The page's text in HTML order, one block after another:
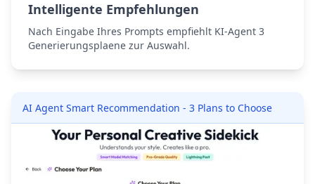
Intelligente Empfehlungen
Nach Eingabe Ihres Prompts empfiehlt KI-Agent 3
Generierungsplaene zur Auswahl.
AI Agent Smart Recommendation - 3 Plans to Choose